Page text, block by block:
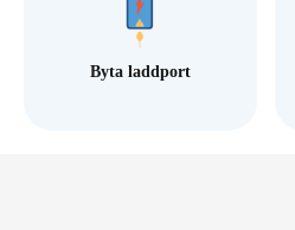
Byta laddport